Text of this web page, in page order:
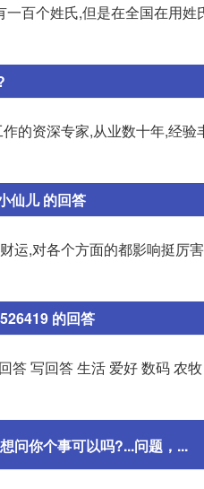
百个姓氏,但是在全国在用
的资深专家,从业数十年,经
仙儿 的回答
运,对各个方面的都影响挺厉
的回答
答 写回答 生活 爱好 数码 农
问你个事可以吗?...问题，...